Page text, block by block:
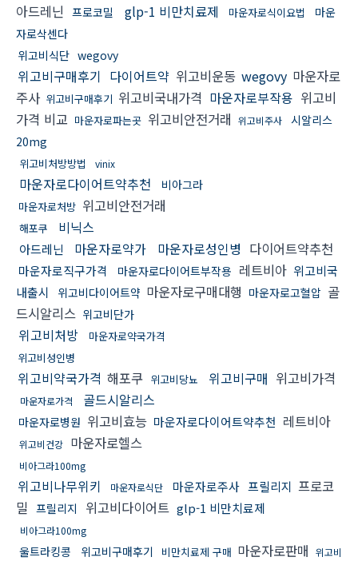
아드레닌 프로코밀 glp-1 비만치료제 마운자로식이요법
마운
자로삭센다
위고비식단 wegovy
위고비구매후기 다이어트약 위고비운동 wegovy 마운자로
주사 위고비구매후기 위고비국내가격 마운자로부작용 위고비
가격 비교 마운자로파는곳 위고비안전거래 위고비주사
시알리스
20mg
위고비처방방법 vinix
마운자로다이어트약추천 비아그라
마운자로처방 위고비안전거래
해포쿠 비닉스
아드레닌 마운자로약가 마운자로성인병 다이어트약추천
마운자로직구가격 마운자로다이어트부작용 레트비아 위고비국
내출시
위고비다이어트약 마운자로구매대행 마운자로고혈압 골
드시알리스 위고비단가
위고비처방
마운자로약국가격
위고비성인병
위고비약국가격 해포쿠 위고비당뇨 위고비구매 위고비가격
마운자로가격 골드시알리스
마운자로병원 위고비효능 마운자로다이어트약추천 레트비아
위고비건강 마운자로헬스
비아그라100mg
위고비나무위키 마운자로식단 마운자로주사 프릴리지 프로코
밀 프릴리지 위고비다이어트 glp-1 비만치료제
비아그라100mg
울트라킹콩 위고비구매후기 비만치료제 구매 마운자로판매 위고비